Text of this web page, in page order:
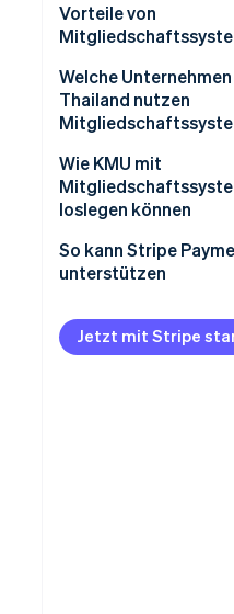
Workflow des
wiederkehrende
Vorteile von
Welche Unternehmen
Thailand nutzen
Wie KMU mit
loslegen können
Bedürfnisse der
analysieren
Bedarf gestalten
So kann Stripe
unterstützen
Jetzt mit Stripe